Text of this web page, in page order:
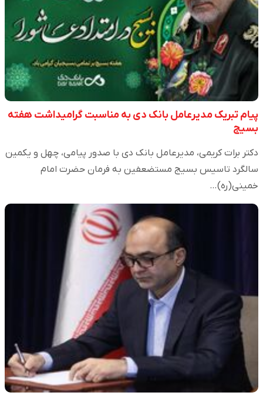
پیام تبریک مدیرعامل بانک دی به مناسبت گرامیداشت هفته
بسیج
دکتر برات کریمی، مدیرعامل بانک دی با صدور پیامی، چهل و یکمین
سالگرد تاسیس بسیج مستضعفین به فرمان حضرت امام
خمینی(ره)…